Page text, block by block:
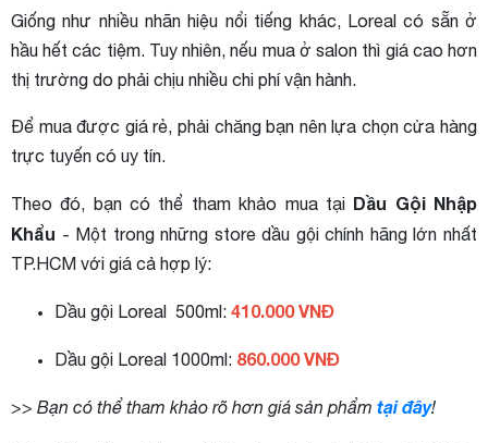
Giống như nhiều nhãn hiệu nổi tiếng khác, Loreal có sẵn ở
hầu hết các tiệm. Tuy nhiên, nếu mua ở salon thì giá cao hơn
thị trường do phải chịu nhiều chi phí vận hành.
Để mua được giá rẻ, phải chăng bạn nên lựa chọn cửa hàng
trực tuyến có uy tín.
Theo đó, bạn có thể tham khảo mua tại Dầu Gội Nhập
Khẩu - Một trong những store dầu gội chính hãng lớn nhất
TP.HCM với giá cả hợp lý:
Dầu gội Loreal 500ml: 410.000 VNĐ
Dầu gội Loreal 1000ml: 860.000 VNĐ
>> Bạn có thể tham khảo rõ hơn giá sản phẩm tại đây!